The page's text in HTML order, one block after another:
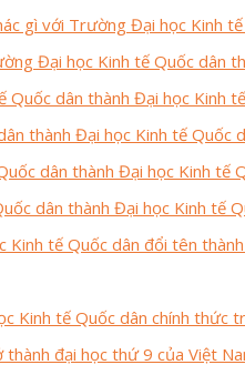
gì với Trường Đại học Kinh tế
Đại học Kinh tế Quốc dân
Quốc dân thành Đại học Kinh
thành Đại học Kinh tế Quốc
dân thành Đại học Kinh tế
dân thành Đại học Kinh tế
tế Quốc dân đổi tên
Kinh tế Quốc dân chính thức
đại học thứ 9 của Việt